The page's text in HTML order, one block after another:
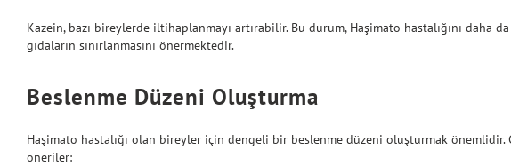
Kazein, bazı bireylerde iltihaplanmayı artırabilir. Bu durum, Haşimato hastalığını
gıdaların sınırlanmasını önermektedir.
Beslenme Düzeni Oluşturma
Haşimato hastalığı olan bireyler için dengeli bir beslenme düzeni oluşturmak
öneriler: